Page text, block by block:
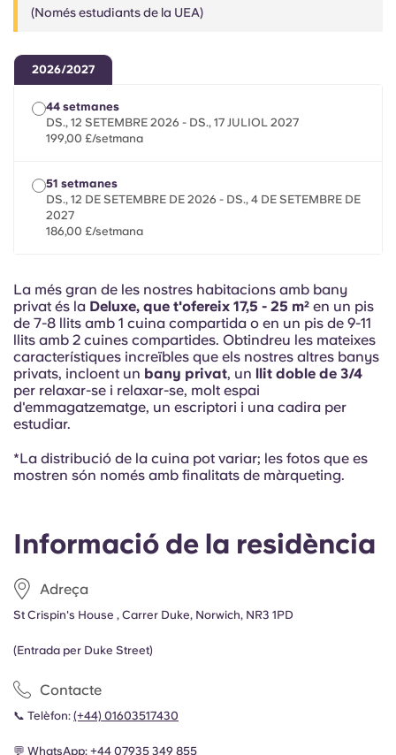
Portuguese
Informació de la residència
Adreça
St Crispin's House , Carrer Duke, Norwich, NR3 1PD
(Entrada per Duke Street)
Contacte
📞 Telèfon: (+44) 01603517430
💬 WhatsApp: +44 07935 349 855
(Només estudiants de la UEA)
2026/2027
44 setmanes
DS., 12 SETEMBRE 2026 - DS., 17 JULIOL 2027
199,00 £/setmana
51 setmanes
DS., 12 DE SETEMBRE DE 2026 - DS., 4 DE SETEMBRE DE
2027
186,00 £/setmana
La més gran de les nostres habitacions amb bany
privat és la Deluxe, que t'ofereix 17,5 - 25 m² en un pis
de 7-8 llits amb 1 cuina compartida o en un pis de 9-11
llits amb 2 cuines compartides. Obtindreu les mateixes
característiques increïbles que els nostres altres banys
privats, incloent un bany privat, un llit doble de 3/4
per relaxar-se i relaxar-se, molt espai
d'emmagatzematge, un escriptori i una cadira per
estudiar.
*La distribució de la cuina pot variar; les fotos que es
mostren són només amb finalitats de màrqueting.